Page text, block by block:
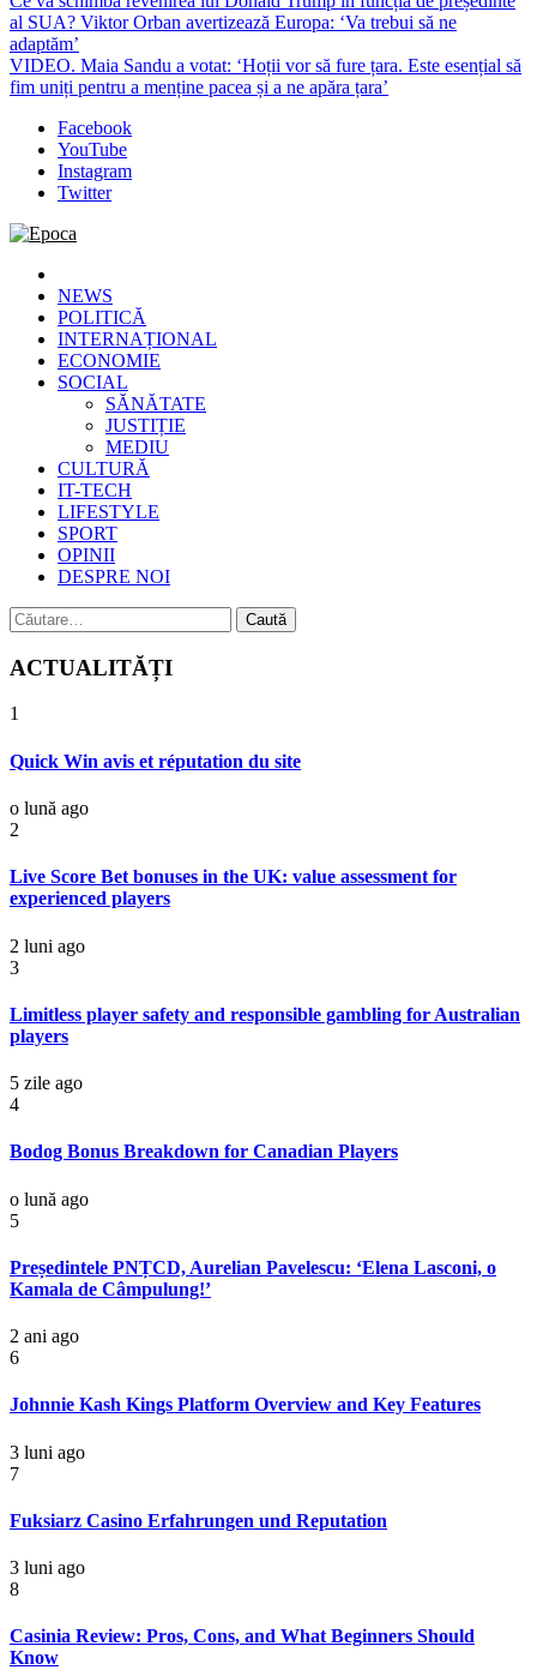
al SUA? Viktor Orban avertizează Europa: ‘Va trebui să ne
adaptăm’
VIDEO. Maia Sandu a votat: ‘Hoții vor să fure țara. Este esențial să
fim uniți pentru a menține pacea și a ne apăra țara’
Facebook
YouTube
Instagram
Twitter
Epoca
Cele mai noi știri online din România
NEWS
POLITICĂ
INTERNAȚIONAL
ECONOMIE
SOCIAL
SĂNĂTATE
JUSTIȚIE
MEDIU
CULTURĂ
IT-TECH
LIFESTYLE
SPORT
OPINII
DESPRE NOI
Caută
după:
ACTUALITĂȚI
1
Quick Win avis et réputation du site
o lună ago
2
Live Score Bet bonuses in the UK: value assessment for
experienced players
2 luni ago
3
Limitless player safety and responsible gambling for Australian
players
5 zile ago
4
Bodog Bonus Breakdown for Canadian Players
o lună ago
5
Președintele PNȚCD, Aurelian Pavelescu: ‘Elena Lasconi, o
Kamala de Câmpulung!’
2 ani ago
6
Johnnie Kash Kings Platform Overview and Key Features
3 luni ago
7
Fuksiarz Casino Erfahrungen und Reputation
3 luni ago
8
Casinia Review: Pros, Cons, and What Beginners Should
Know